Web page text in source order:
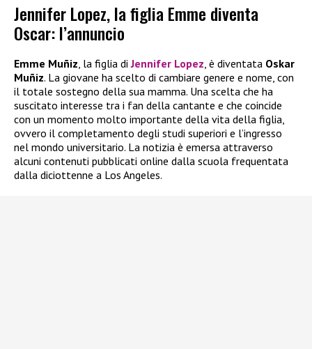
Jennifer Lopez, la figlia Emme diventa
Oscar: l’annuncio
Emme Muñiz, la figlia diJennifer Lopez, è diventata Oskar
Muñiz. La giovane ha scelto di cambiare genere e nome, con
il totale sostegno della sua mamma. Una scelta che ha
suscitato interesse tra i fan della cantante e che coincide
con un momento molto importante della vita della figlia,
ovvero il completamento degli studi superiori e l’ingresso
nel mondo universitario. La notizia è emersa attraverso
alcuni contenuti pubblicati online dalla scuola frequentata
dalla diciottenne a Los Angeles.